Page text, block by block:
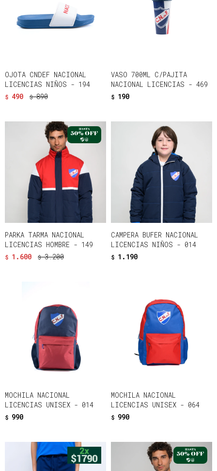
OJOTA CNDEF NACIONAL
LICENCIAS NIÑOS - 194
$ 490 $ 890
VASO 700ML C/PAJITA
NACIONAL LICENCIAS - 469
$ 190
PARKA TARMA NACIONAL
LICENCIAS HOMBRE - 149
$ 1.600 $ 3.200
CAMPERA BUFER NACIONAL
LICENCIAS NIÑOS - 014
$ 1.190
MOCHILA NACIONAL
LICENCIAS UNISEX - 014
$ 990
MOCHILA NACIONAL
LICENCIAS UNISEX - 064
$ 990